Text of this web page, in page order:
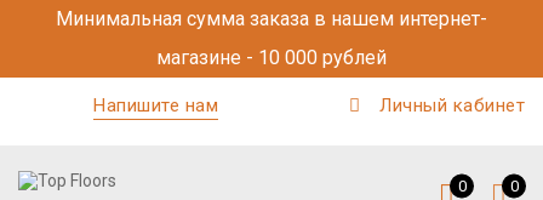
Минимальная сумма заказа в нашем интернет-
магазине - 10 000 рублей
Напишите нам Личный кабинет
0 0